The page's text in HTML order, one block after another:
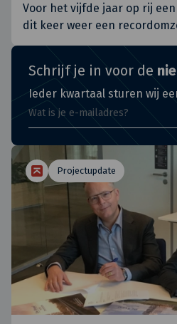
Voor het vijfde jaar op rij
dit keer weer een
Schrijf je in voor de
Ieder kwartaal sturen wij
Projectupdate